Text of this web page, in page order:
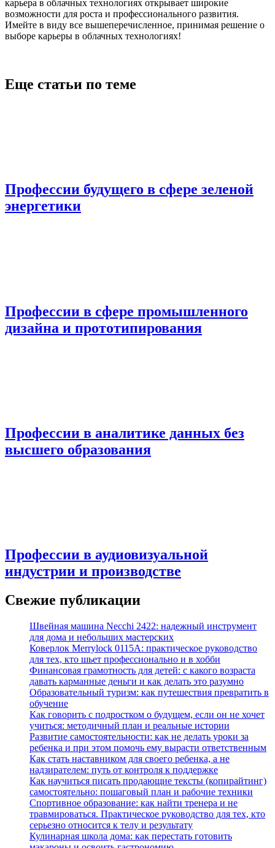
карьера в облачных технологиях открывает широкие
возможности для роста и профессионального развития.
Имейте в виду все вышеперечисленное, принимая решение о
выборе карьеры в облачных технологиях!
Еще статьи по теме
Профессии будущего в сфере зеленой
энергетики
Профессии в сфере промышленного
дизайна и прототипирования
Профессии в аналитике данных без
высшего образования
Профессии в аудиовизуальной
индустрии и производстве
Свежие публикации
Швейная машина Necchi 2422: надежный инструмент
для дома и небольших мастерских
Коверлок Merrylock 0115A: практическое руководство
для тех, кто шьет профессионально и в хобби
Финансовая грамотность для детей: с какого возраста
давать карманные деньги и как делать это разумно
Образовательный туризм: как путешествия превратить в
обучение
Как говорить с подростком о будущем, если он не хочет
учиться: методичный план и реальные истории
Развитие самостоятельности: как не делать уроки за
ребенка и при этом помочь ему вырасти ответственным
Как стать наставником для своего ребенка, а не
надзирателем: путь от контроля к поддержке
Как научиться писать продающие тексты (копирайтинг)
самостоятельно: пошаговый план и рабочие техники
Спортивное образование: как найти тренера и не
травмироваться. Практическое руководство для тех, кто
серьезно относится к телу и результату
Кулинарная школа дома: как перестать готовить